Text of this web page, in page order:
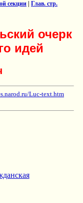
секции |Глав. стр.
очерк
идей
Luc-text.htm